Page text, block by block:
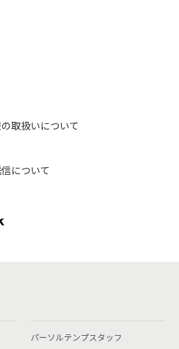
取扱いについて
について
パーソルテンプスタッフ